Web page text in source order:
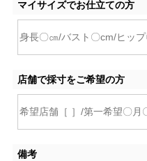
マイサイズでお仕立ての方
店舗で採寸をご希望の方
備考